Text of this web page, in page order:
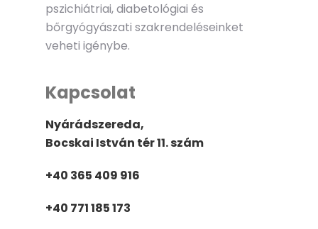
pszichiátriai, diabetológiai és
bőrgyógyászati szakrendeléseinket
veheti igénybe.
Kapcsolat
Nyárádszereda,
Bocskai István tér 11. szám
+40 365 409 916
+40 771 185 173